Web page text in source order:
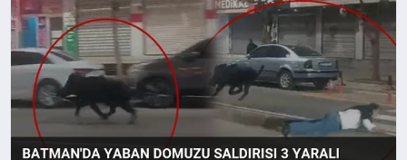
RÜYA TABIRLERI
SAĞLIK
TEKNOLOJI